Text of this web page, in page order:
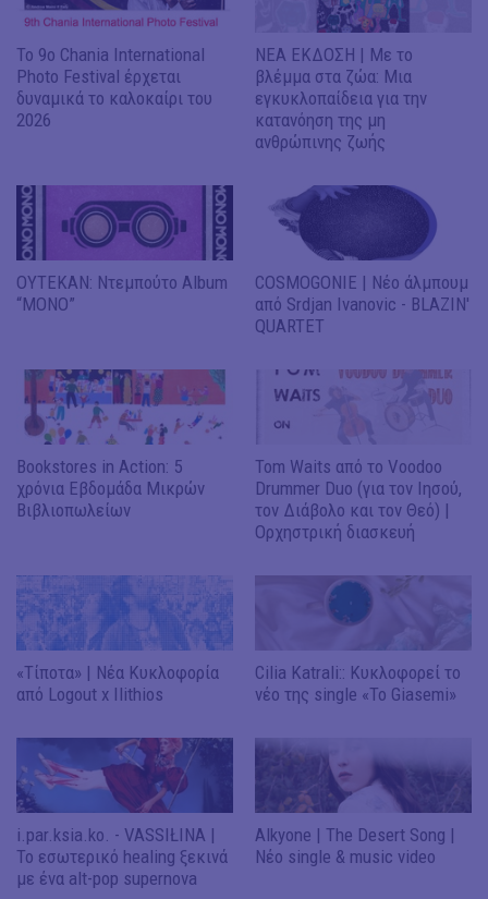
Το 9ο Chania International
Photo Festival έρχεται
δυναμικά το καλοκαίρι του
2026
ΝΕΑ ΕΚΔΟΣΗ | Με το
βλέμμα στα ζώα: Μια
εγκυκλοπαίδεια για την
κατανόηση της μη
ανθρώπινης ζωής
ΟΥΤΕΚΑΝ: Ντεμπούτο Album
“MONO”
COSMOGONIE | Νέο άλμπουμ
από Srdjan Ivanovic - BLAZIN'
QUARTET
Bookstores in Action: 5
χρόνια Εβδομάδα Μικρών
Βιβλιοπωλείων
Tom Waits από το Voodoo
Drummer Duo (για τον Ιησού,
τον Διάβολο και τον Θεό) |
Ορχηστρική διασκευή
«Τίποτα» | Νέα Κυκλοφορία
από Logout x Ilithios
Cilia Katrali:: Kυκλοφορεί το
νέο της single «To Giasemi»
i.par.ksia.ko. - VASSIŁINA |
Το εσωτερικό healing ξεκινά
με ένα alt-pop supernova
Alkyone | The Desert Song |
Νέο single & music video